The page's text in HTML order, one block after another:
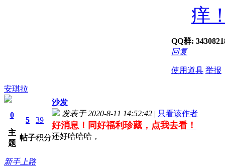
痒
QQ群:
回复
使用道具 举报
安琪拉
0
主
题
5
帖子
39
积分
新手上路
沙发
发表于 2020-8-11 14:52:42 | 只看该作者
好消息！同好福利珍藏，点我去看！
还好哈哈哈，